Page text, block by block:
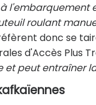
l'embarquement
roulant
donc se
d'Accès Plus
et peut entraîner